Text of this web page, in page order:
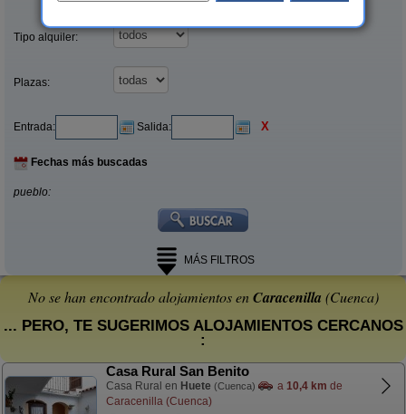
Tipo alquiler:
Plazas:
Entrada: Salida: X
Fechas más buscadas
pueblo:
MÁS FILTROS
No se han encontrado alojamientos enCaracenilla (Cuenca)
... PERO, TE SUGERIMOS ALOJAMIENTOS CERCANOS
:
Casa Rural San Benito
Casa Rural en Huete (Cuenca) a 10,4 km de
Caracenilla (Cuenca)